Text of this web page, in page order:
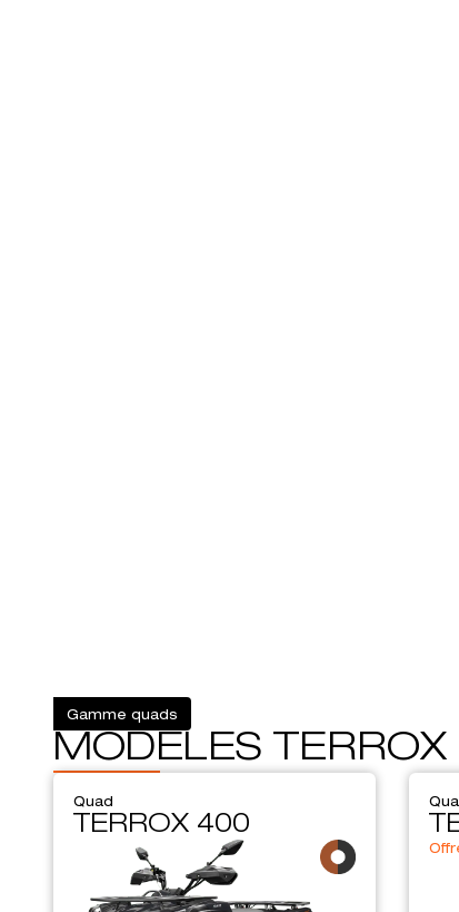
Gamme quads
MODÈLES TERROX
Quad
TERROX 400